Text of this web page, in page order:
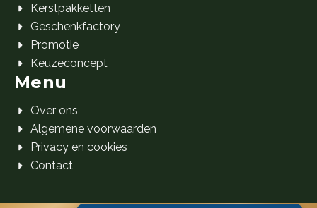
Kerstpakketten
Geschenkfactory
Promotie
Keuzeconcept
Menu
Over ons
Algemene voorwaarden
Privacy en cookies
Contact